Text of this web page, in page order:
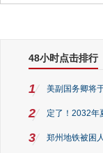
48小时点击排行
1 美副国务卿将
2 定了！2032年
3 郑州地铁被困